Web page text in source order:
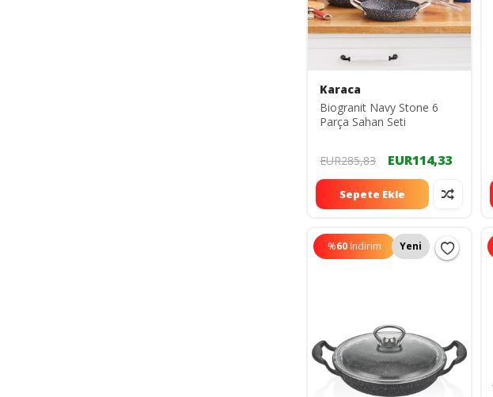
Karaca
Biogranit Navy Stone 6
Parça Sahan Seti
EUR285,83 EUR114,33
Sepete Ekle
%60 İndirim Yeni